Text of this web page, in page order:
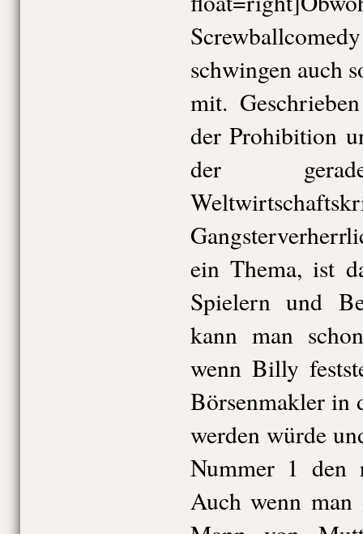
schwingen auch
mit.
der Prohibition
der
ein Thema, ist
Spielern und
kann man
wenn Billy
Börsenmakler in
werden würde
Nummer 1 den
Auch wenn man